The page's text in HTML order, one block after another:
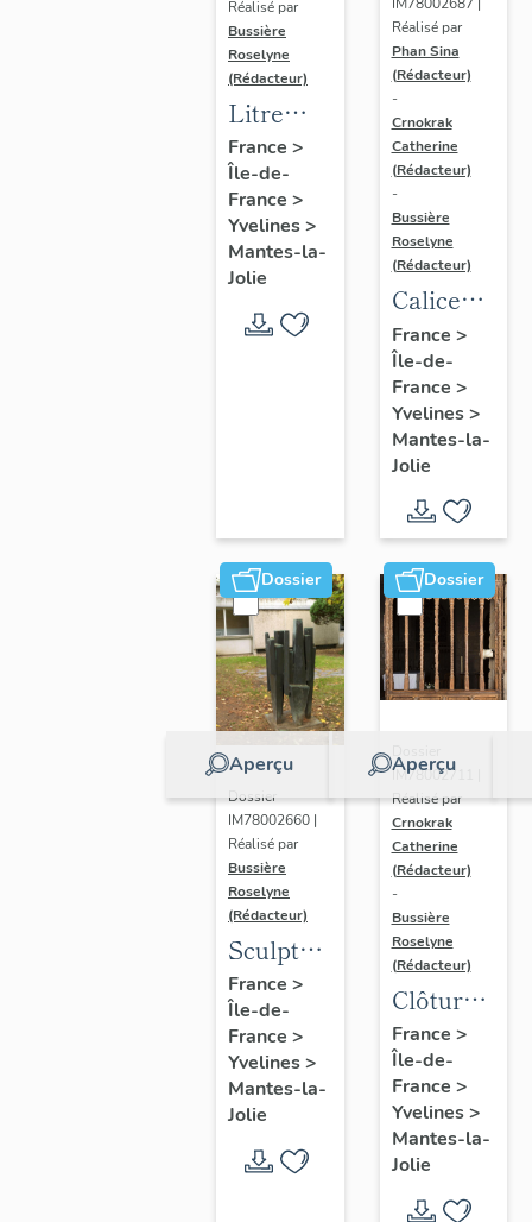
Réalisé par
Bussière
Roselyne
(Rédacteur)
Litre
funéraire
du
prince
de Conti
France >
Île-de-
France >
Yvelines>
Mantes-la-
Jolie
Réalisé par
Phan Sina
(Rédacteur)
-
Crnokrak
Catherine
(Rédacteur)
-
Bussière
Roselyne
(Rédacteur)
Calice
n°2 et sa
patène
France >
Île-de-
France >
Yvelines>
Mantes-la-
Jolie
Dossier
Aperçu
Dossier
IM78002660 |
Réalisé par
Bussière
Roselyne
(Rédacteur)
Sculpture
: la
Ronde
France >
Île-de-
France >
Yvelines>
Mantes-la-
Jolie
Dossier
Aperçu
IM78002711 |
Réalisé par
Crnokrak
Catherine
(Rédacteur)
-
Bussière
Roselyne
(Rédacteur)
Clôture
de
chœur
France >
Île-de-
France >
Yvelines>
Mantes-la-
Jolie